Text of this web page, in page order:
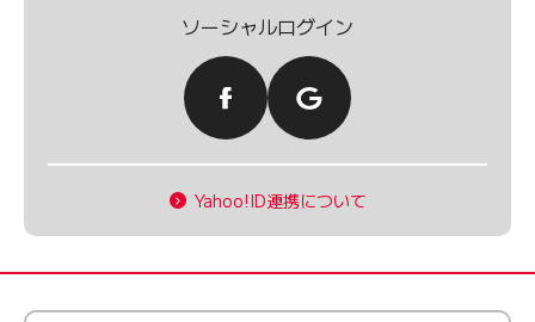
ソーシャルログイン
Yahoo!ID連携について